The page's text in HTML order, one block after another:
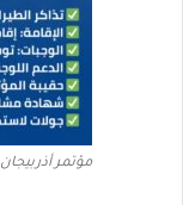
مؤتمر أذربيجان